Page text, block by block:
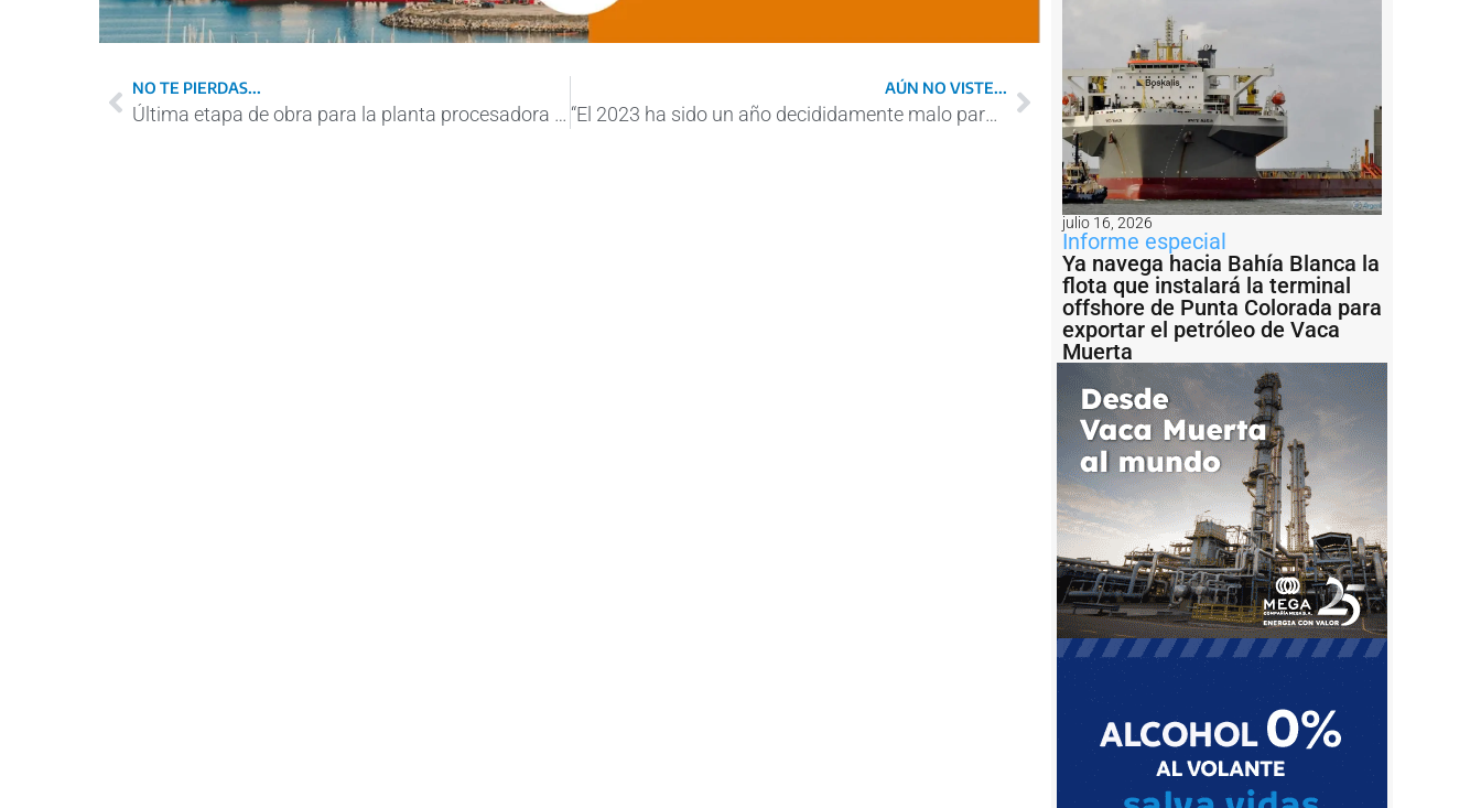
NO TE PIERDAS...
Última etapa de obra para la planta procesadora escuela en Puerto Mar del Plata
AÚN NO VISTE...
“El 2023 ha sido un año decididamente malo para Puerto Quequén”, dijo Jorge Alvaro
julio 16, 2026
Informe especial
Ya navega hacia Bahía Blanca la
flota que instalará la terminal
offshore de Punta Colorada para
exportar el petróleo de Vaca
Muerta